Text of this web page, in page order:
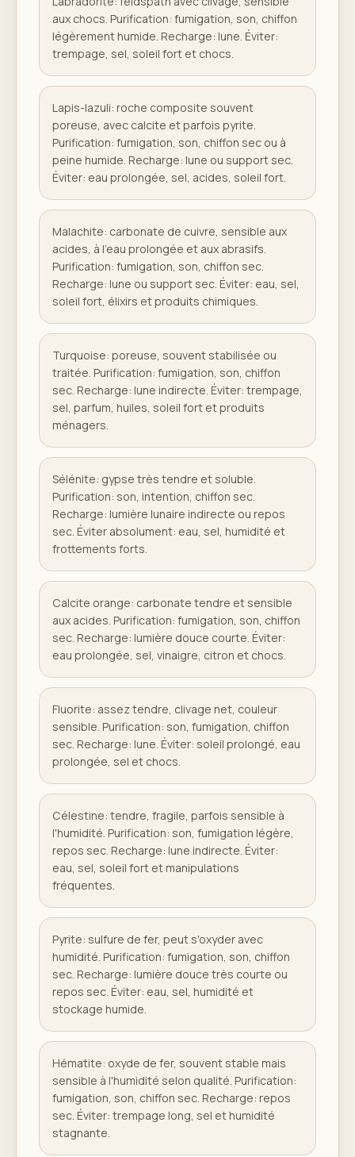
aux chocs. Purification: fumigation, son, chiffon
légèrement humide. Recharge: lune. Éviter:
trempage, sel, soleil fort et chocs.
Lapis-lazuli: roche composite souvent
poreuse, avec calcite et parfois pyrite.
Purification: fumigation, son, chiffon sec ou à
peine humide. Recharge: lune ou support sec.
Éviter: eau prolongée, sel, acides, soleil fort.
Malachite: carbonate de cuivre, sensible aux
acides, à l'eau prolongée et aux abrasifs.
Purification: fumigation, son, chiffon sec.
Recharge: lune ou support sec. Éviter: eau, sel,
soleil fort, élixirs et produits chimiques.
Turquoise: poreuse, souvent stabilisée ou
traitée. Purification: fumigation, son, chiffon
sec. Recharge: lune indirecte. Éviter: trempage,
sel, parfum, huiles, soleil fort et produits
ménagers.
Sélénite: gypse très tendre et soluble.
Purification: son, intention, chiffon sec.
Recharge: lumière lunaire indirecte ou repos
sec. Éviter absolument: eau, sel, humidité et
frottements forts.
Calcite orange: carbonate tendre et sensible
aux acides. Purification: fumigation, son, chiffon
sec. Recharge: lumière douce courte. Éviter:
eau prolongée, sel, vinaigre, citron et chocs.
Fluorite: assez tendre, clivage net, couleur
sensible. Purification: son, fumigation, chiffon
sec. Recharge: lune. Éviter: soleil prolongé, eau
prolongée, sel et chocs.
Célestine: tendre, fragile, parfois sensible à
l'humidité. Purification: son, fumigation légère,
repos sec. Recharge: lune indirecte. Éviter:
eau, sel, soleil fort et manipulations
fréquentes.
Pyrite: sulfure de fer, peut s'oxyder avec
humidité. Purification: fumigation, son, chiffon
sec. Recharge: lumière douce très courte ou
repos sec. Éviter: eau, sel, humidité et
stockage humide.
Hématite: oxyde de fer, souvent stable mais
sensible à l'humidité selon qualité. Purification:
fumigation, son, chiffon sec. Recharge: repos
sec. Éviter: trempage long, sel et humidité
stagnante.